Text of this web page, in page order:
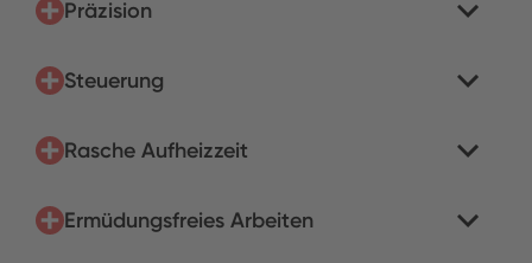
Präzision
Steuerung
Rasche Aufheizzeit
Ermüdungsfreies Arbeiten